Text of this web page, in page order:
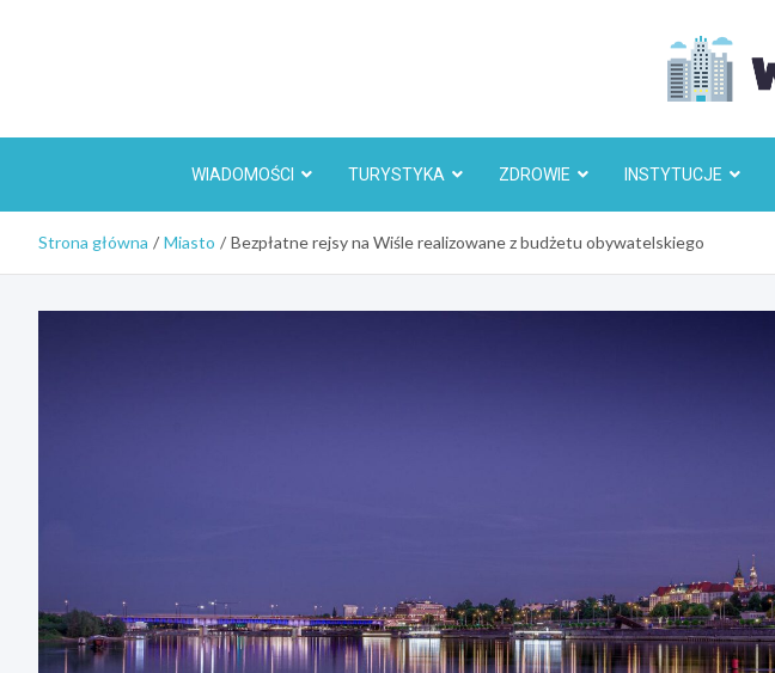
WIADOMOŚCI TURYSTYKA ZDROWIE INSTYTUCJE
Strona główna Miasto Bezpłatne rejsy na Wiśle realizowane z budżetu obywatelskiego